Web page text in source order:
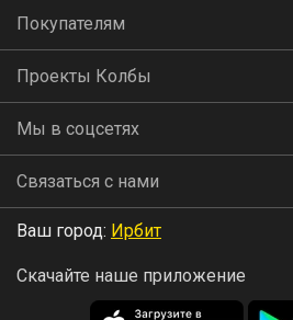
Покупателям
Проекты Колбы
Мы в соцсетях
Связаться с нами
Ваш город: Ирбит
Скачайте наше приложение